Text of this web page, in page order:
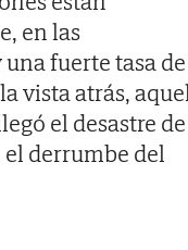
en las
fuerte tasa de
vista atrás,
el desastre de
derrumbe del